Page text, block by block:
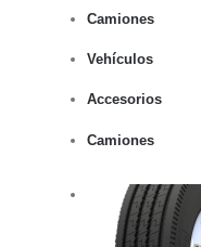
Camiones
Vehículos
Accesorios
Camiones